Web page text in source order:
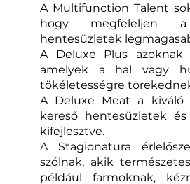
A Multifunction Talent
hogy megfeleljen
hentesüzletek
A Deluxe Plus
amelyek a hal vagy
tökéletességre
A Deluxe Meat a kiváló
kereső hentesüzletek
kifejlesztve.
A Stagionatura
szólnak, akik
például farmoknak,